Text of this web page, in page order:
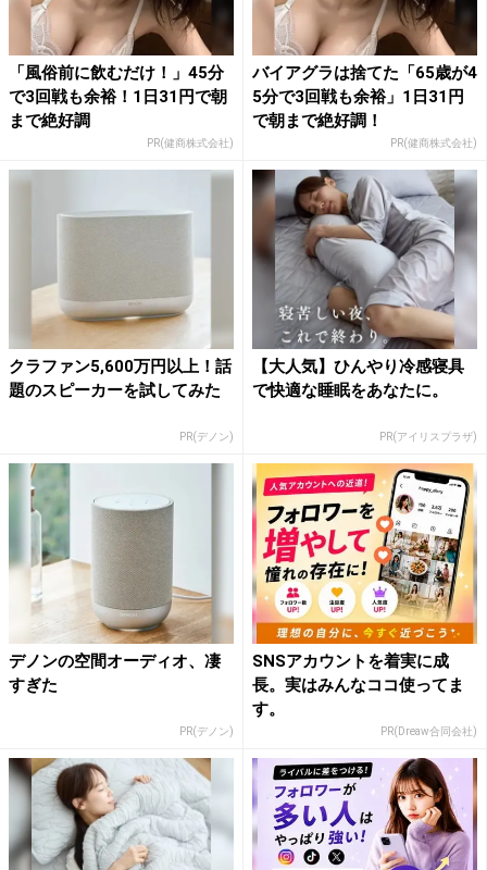
「風俗前に飲むだけ！」45分
で3回戦も余裕！1日31円で朝
まで絶好調
PR(健商株式会社)
バイアグラは捨てた「65歳が4
5分で3回戦も余裕」1日31円
で朝まで絶好調！
PR(健商株式会社)
クラファン5,600万円以上！話
題のスピーカーを試してみた
PR(デノン)
【大人気】ひんやり冷感寝具
で快適な睡眠をあなたに。
PR(アイリスプラザ)
デノンの空間オーディオ、凄
すぎた
PR(デノン)
SNSアカウントを着実に成
長。実はみんなココ使ってま
す。
PR(Dreaw合同会社)